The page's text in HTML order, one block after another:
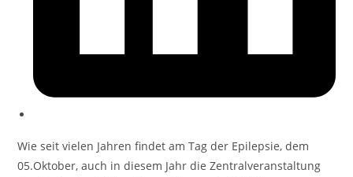
Wie seit vielen Jahren findet am Tag der Epilepsie, dem
05.Oktober, auch in diesem Jahr die Zentralveranstaltung